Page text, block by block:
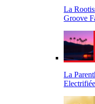
La
Groove
La